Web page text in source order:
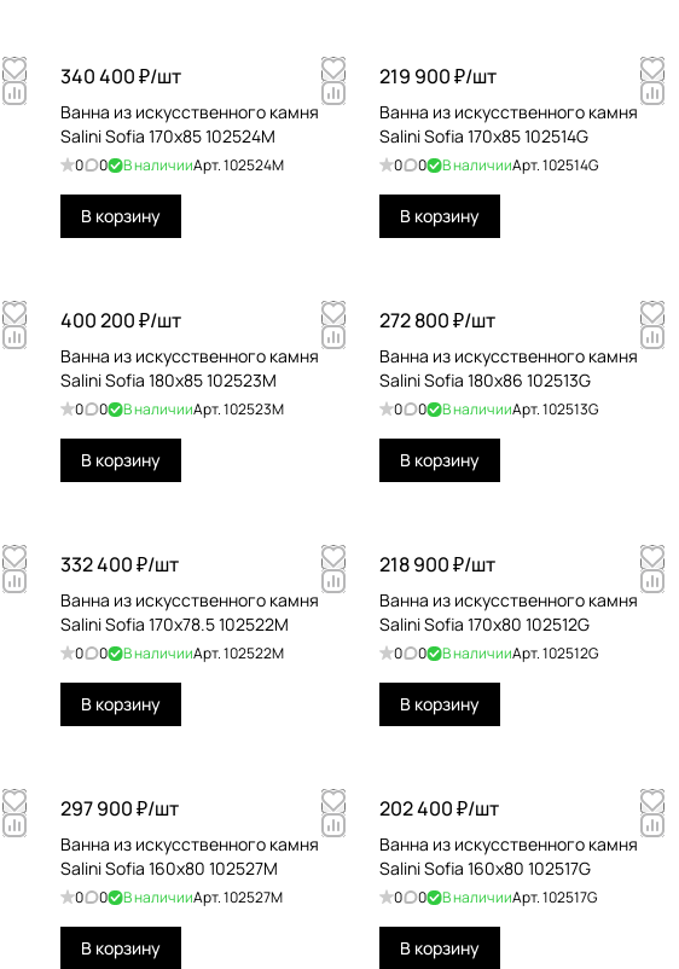
340 400 ₽/шт
Ванна из искусственного камня
Salini Sofia 170x85 102524M
0 0 В наличииАрт.102524M
В корзину
219 900 ₽/шт
Ванна из искусственного камня
Salini Sofia 170x85 102514G
0 0 В наличииАрт.102514G
В корзину
400 200 ₽/шт
Ванна из искусственного камня
Salini Sofia 180x85 102523M
0 0 В наличииАрт.102523M
В корзину
272 800 ₽/шт
Ванна из искусственного камня
Salini Sofia 180x86 102513G
0 0 В наличииАрт.102513G
В корзину
332 400 ₽/шт
Ванна из искусственного камня
Salini Sofia 170x78.5 102522M
0 0 В наличииАрт.102522M
В корзину
218 900 ₽/шт
Ванна из искусственного камня
Salini Sofia 170x80 102512G
0 0 В наличииАрт.102512G
В корзину
297 900 ₽/шт
Ванна из искусственного камня
Salini Sofia 160x80 102527M
0 0 В наличииАрт.102527M
В корзину
202 400 ₽/шт
Ванна из искусственного камня
Salini Sofia 160x80 102517G
0 0 В наличииАрт.102517G
В корзину